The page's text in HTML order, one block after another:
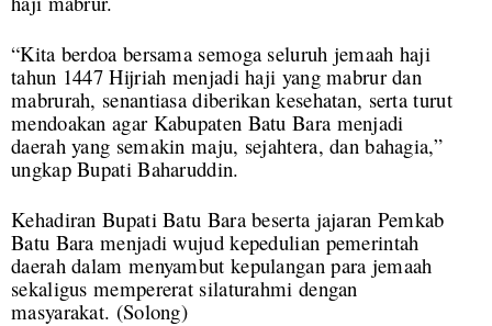
“Kita berdoa bersama semoga seluruh jemaah haji
tahun 1447 Hijriah menjadi haji yang mabrur dan
mabrurah, senantiasa diberikan kesehatan, serta turut
mendoakan agar Kabupaten Batu Bara menjadi
daerah yang semakin maju, sejahtera, dan bahagia,”
ungkap Bupati Baharuddin.
Kehadiran Bupati Batu Bara beserta jajaran Pemkab
Batu Bara menjadi wujud kepedulian pemerintah
daerah dalam menyambut kepulangan para jemaah
sekaligus mempererat silaturahmi dengan
masyarakat. (Solong)